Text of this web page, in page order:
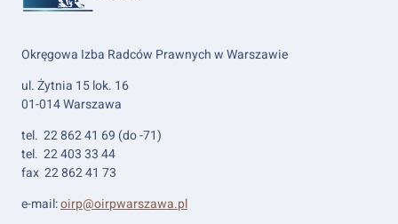
Okręgowa Izba Radców Prawnych w Warszawie
ul. Żytnia 15 lok. 16
01-014 Warszawa
tel. 22 862 41 69 (do -71)
tel. 22 403 33 44
fax 22 862 41 73
e-mail:oirp@oirpwarszawa.pl